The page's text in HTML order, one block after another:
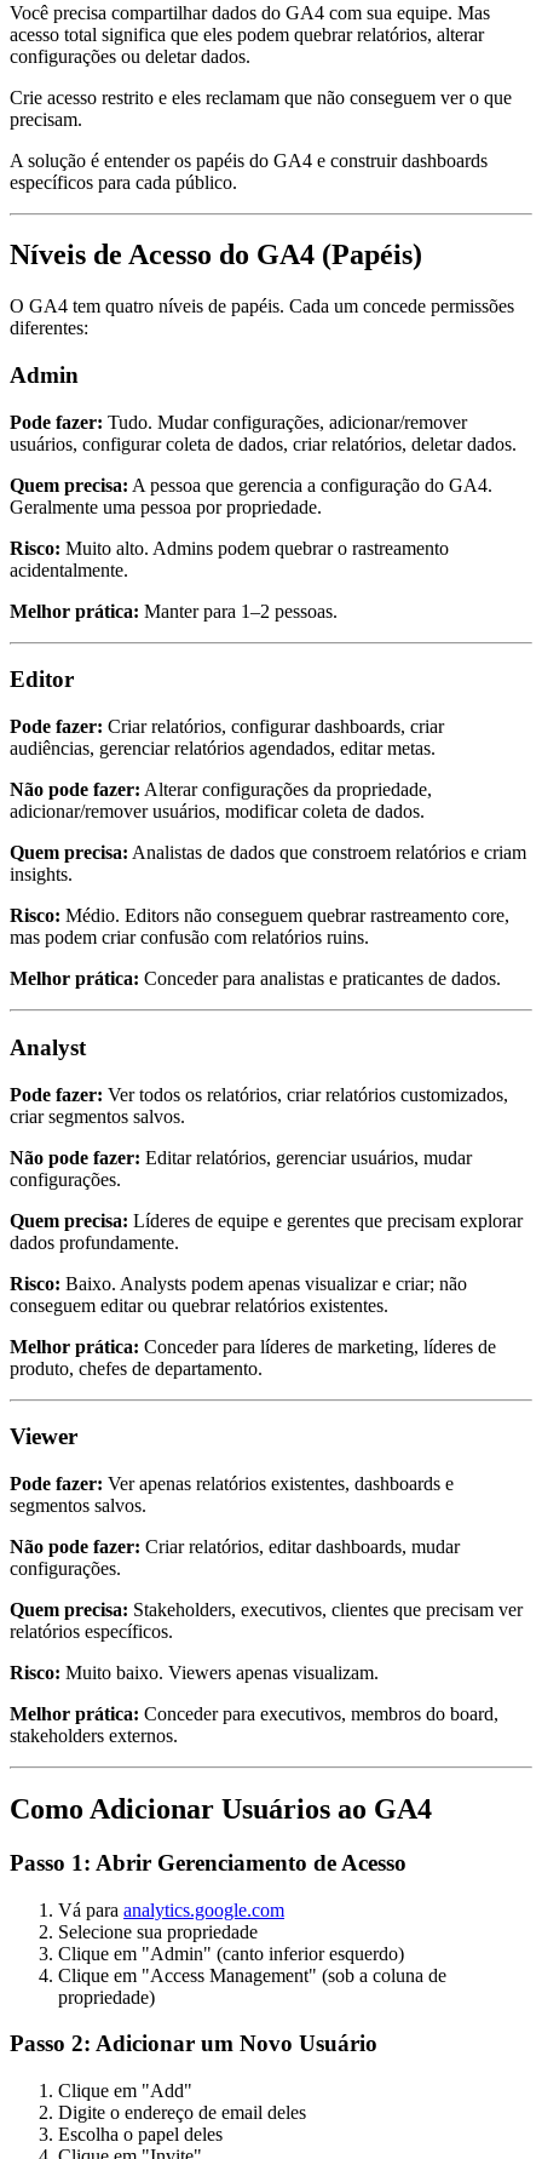
Você precisa compartilhar dados do GA4 com sua equipe. Mas
acesso total significa que eles podem quebrar relatórios, alterar
configurações ou deletar dados.
Crie acesso restrito e eles reclamam que não conseguem ver o que
precisam.
A solução é entender os papéis do GA4 e construir dashboards
específicos para cada público.
Níveis de Acesso do GA4 (Papéis)
O GA4 tem quatro níveis de papéis. Cada um concede permissões
diferentes:
Admin
Pode fazer: Tudo. Mudar configurações, adicionar/remover
usuários, configurar coleta de dados, criar relatórios, deletar dados.
Quem precisa: A pessoa que gerencia a configuração do GA4.
Geralmente uma pessoa por propriedade.
Risco: Muito alto. Admins podem quebrar o rastreamento
acidentalmente.
Melhor prática: Manter para 1–2 pessoas.
Editor
Pode fazer: Criar relatórios, configurar dashboards, criar
audiências, gerenciar relatórios agendados, editar metas.
Não pode fazer: Alterar configurações da propriedade,
adicionar/remover usuários, modificar coleta de dados.
Quem precisa: Analistas de dados que constroem relatórios e criam
insights.
Risco: Médio. Editors não conseguem quebrar rastreamento core,
mas podem criar confusão com relatórios ruins.
Melhor prática: Conceder para analistas e praticantes de dados.
Analyst
Pode fazer: Ver todos os relatórios, criar relatórios customizados,
criar segmentos salvos.
Não pode fazer: Editar relatórios, gerenciar usuários, mudar
configurações.
Quem precisa: Líderes de equipe e gerentes que precisam explorar
dados profundamente.
Risco: Baixo. Analysts podem apenas visualizar e criar; não
conseguem editar ou quebrar relatórios existentes.
Melhor prática: Conceder para líderes de marketing, líderes de
produto, chefes de departamento.
Viewer
Pode fazer: Ver apenas relatórios existentes, dashboards e
segmentos salvos.
Não pode fazer: Criar relatórios, editar dashboards, mudar
configurações.
Quem precisa: Stakeholders, executivos, clientes que precisam ver
relatórios específicos.
Risco: Muito baixo. Viewers apenas visualizam.
Melhor prática: Conceder para executivos, membros do board,
stakeholders externos.
Como Adicionar Usuários ao GA4
Passo 1: Abrir Gerenciamento de Acesso
Vá para analytics.google.com
Selecione sua propriedade
Clique em "Admin" (canto inferior esquerdo)
Clique em "Access Management" (sob a coluna de
propriedade)
Passo 2: Adicionar um Novo Usuário
Clique em "Add"
Digite o endereço de email deles
Escolha o papel deles